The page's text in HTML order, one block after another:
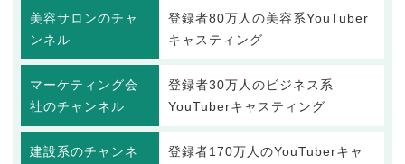
美容サロンのチャ
ンネル
登録者80万人の美容系YouTuber
キャスティング
マーケティング会
社のチャンネル
登録者30万人のビジネス系
YouTuberキャスティング
建設系のチャンネ
登録者170万人のYouTuberキャ